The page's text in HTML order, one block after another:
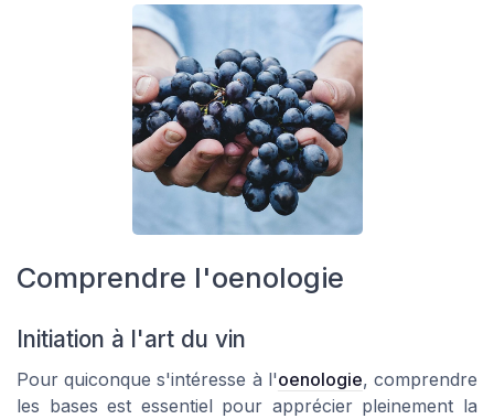
Comprendre l'oenologie
Initiation à l'art du vin
Pour quiconque s'intéresse à l'oenologie, comprendre
les bases est essentiel pour apprécier pleinement la